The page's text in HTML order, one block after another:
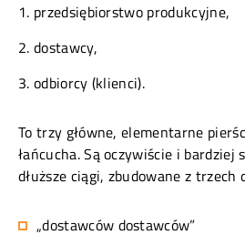
przedsiębiorstwo produkcyjne,
dostawcy,
odbiorcy (klienci).
To trzy główne, elementarne
łańcucha. Są oczywiście i bardziej
dłuższe ciągi, zbudowane z
„dostawców dostawców”